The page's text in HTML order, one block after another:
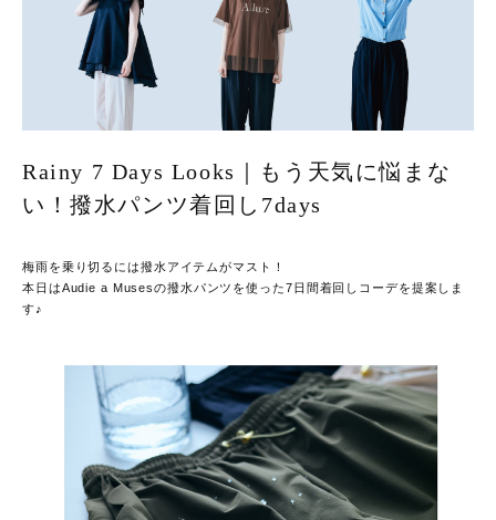
Rainy 7 Days Looks｜もう天気に悩まな
い！撥水パンツ着回し7days
梅雨を乗り切るには撥水アイテムがマスト！
本日はAudie a Musesの撥水パンツを使った7日間着回しコーデを提案しま
す♪